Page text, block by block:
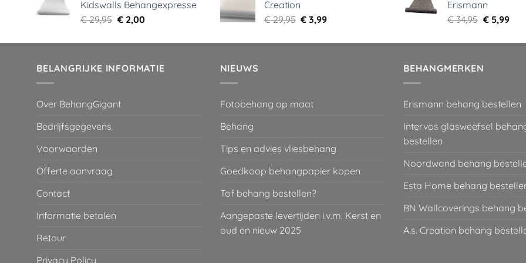
€ 29,95.€ 5,99.
Kidswalls Behangexpresse
€29,95 Oorspronkelijke
was:
€2,00Huidige
is:
Creation
€29,95 Oorspronkelijke
was:
€ 3,99Huidige
is:
€ 34,95.
Erismann
€34,95
was:
€5,99
is:
BELANGRIJKE INFORMATIE
Over BehangGigant
Bedrijfsgegevens
Voorwaarden
Offerte aanvraag
Contact
Informatie betalen
Retour
Privacy Policy
NIEUWS
Fotobehang op maat
Behang
Tips en advies vliesbehang
Goedkoop behangpapier kopen
Tof behang bestellen?
Aangepaste levertijden i.v.m. Kerst en
oud en nieuw 2025
BEHANGMERKEN
Erismann behang bestellen
Intervos glasweefsel
bestellen
Noordwand behang
Esta Home behang
BN Wallcoverings behang
A.s. Creation behang